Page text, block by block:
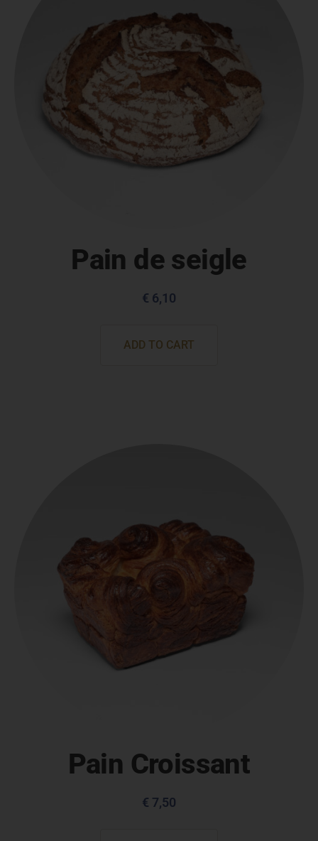
Pain de seigle
€ 6,10
ADD TO CART
Pain Croissant
€ 7,50